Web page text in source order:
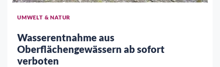
UMWELT & NATUR
Wasserentnahme aus
Oberflächengewässern ab sofort
verboten